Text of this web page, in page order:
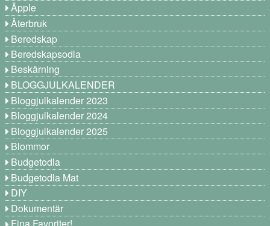
Äpple
Återbruk
Beredskap
Beredskapsodla
Beskärning
BLOGGJULKALENDER
Bloggjulkalender 2023
Bloggjulkalender 2024
Bloggjulkalender 2025
Blommor
Budgetodla
Budgetodla Mat
DIY
Dokumentär